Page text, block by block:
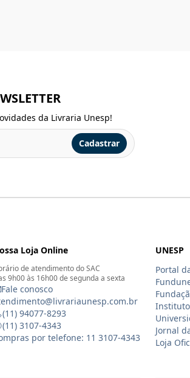
da Livraria Unesp!
Cadastrar
Loja Online
de atendimento do SAC
9h00 às 16h00 de segunda a sexta
Fale conosco
(11) 94077-8293
(11) 3107-4343
por telefone: 11 3107-4343
UNESP
Portal
Jornal
Loja